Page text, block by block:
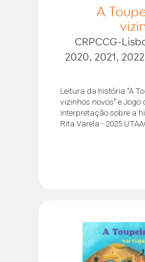
A
CRPCCG-
2020, 2021,
Leitura da história "A
vizinhos novos" e Jogo
interpretação sobre a
Rita Varela - 2025